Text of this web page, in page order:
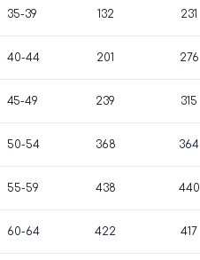
35-39 132 231
40-44 201 276
45-49 239 315
50-54 368 364
55-59 438 440
60-64 422 417